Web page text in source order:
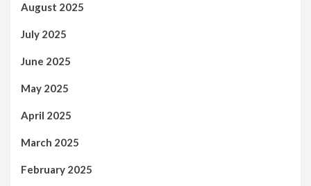
August 2025
July 2025
June 2025
May 2025
April 2025
March 2025
February 2025